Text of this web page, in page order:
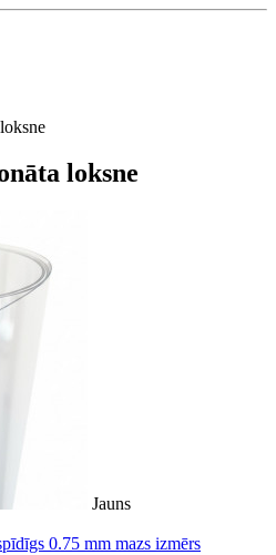
loksne
Jauns
0.75 mm mazs izmērs